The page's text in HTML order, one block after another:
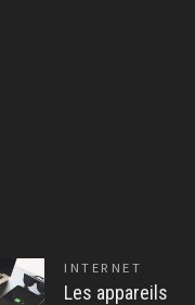
INTERNET
Les appareils